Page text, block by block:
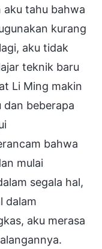
aku tahu bahwa
kurang
aku tidak
teknik baru
Li Ming makin
beberapa
bahwa
mulai
segala hal,
dalam
aku merasa